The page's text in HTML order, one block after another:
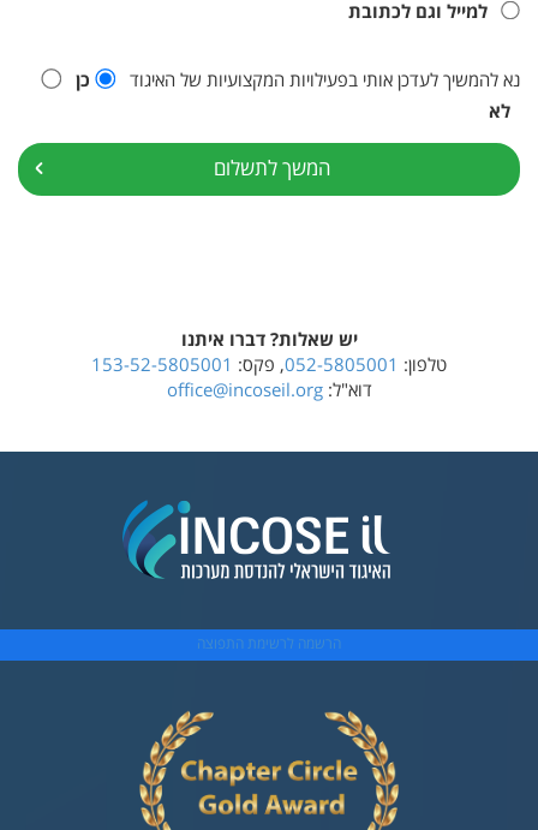
למייל וגם לכתובת
נא להמשיך לעדכן אותי בפעילויות המקצועיות של האיגוד
כן
לא
המשך לתשלום
יש שאלות? דברו איתנו
טלפון: 052-5805001, פקס: 153-52-5805001
דוא"ל:office@incoseil.org
הרשמה לרשימת התפוצה